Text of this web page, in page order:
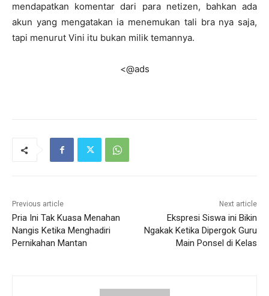
mendapatkan komentar dari para netizen, bahkan ada
akun yang mengatakan ia menemukan tali bra nya saja,
tapi menurut Vini itu bukan milik temannya.
<@ads
Previous article
Pria Ini Tak Kuasa Menahan
Nangis Ketika Menghadiri
Pernikahan Mantan
Next article
Ekspresi Siswa ini Bikin
Ngakak Ketika Dipergok Guru
Main Ponsel di Kelas